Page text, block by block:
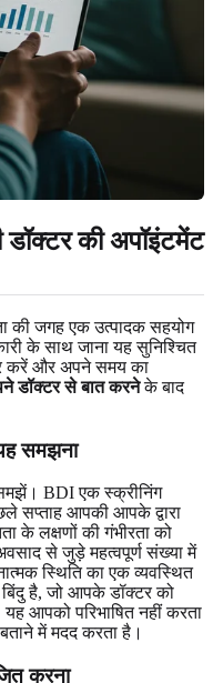
की अपॉइंटमेंट
की जगह एक उत्पादक सहयोग
के साथ जाना यह सुनिश्चित
करें और अपने समय का
डॉक्टर से बात करनेके बाद
समझना
BDI एक स्क्रीनिंग
सप्ताह आपकी आपके द्वारा
के लक्षणों की गंभीरता को
से जुड़े महत्वपूर्ण संख्या में
स्थिति का एक व्यवस्थित
है, जो आपके डॉक्टर को
आपको परिभाषित नहीं करता
में मदद करता है।
करना